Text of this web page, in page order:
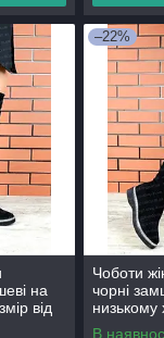
на
від
–22%
Чоботи
чорні
низькому
виробника
В